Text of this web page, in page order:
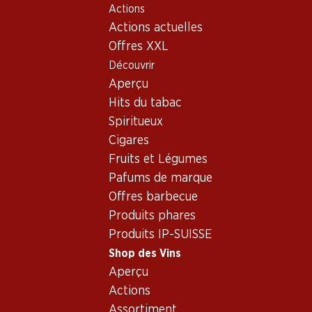
Actions
Actions actuelles
Offres XXL
Découvrir
Aperçu
Hits du tabac
Spiritueux
Cigares
Fruits et Légumes
Pafums de marque
Offres barbecue
Produits phares
Produits IP-SUISSE
Shop des Vins
Aperçu
Actions
Shop des Vins
France
Bordeaux
Château d'Aiguilhe Castillon Côtes de Bordeaux AOC
Exclusivité web !
Recto Verso